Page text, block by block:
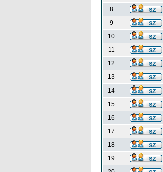
8
9
10
11
12
13
14
15
16
17
18
19